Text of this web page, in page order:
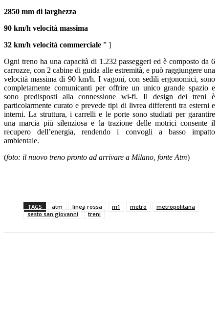
2850 mm di larghezza
90 km/h velocità massima
32 km/h velocità commerciale ” ]
Ogni treno ha una capacità di 1.232 passeggeri ed è composto da 6
carrozze, con 2 cabine di guida alle estremità, e può raggiungere una
velocità massima di 90 km/h. I vagoni, con sedili ergonomici, sono
completamente comunicanti per offrire un unico grande spazio e
sono predisposti alla connessione wi-fi. Il design dei treni è
particolarmente curato e prevede tipi di livrea differenti tra esterni e
interni. La struttura, i carrelli e le porte sono studiati per garantire
una marcia più silenziosa e la trazione delle motrici consente il
recupero dell’energia, rendendo i convogli a basso impatto
ambientale.
(foto: il nuovo treno pronto ad arrivare a Milano, fonte Atm)
TAGS atm linea rossa m1 metro
metropolitana
sesto san giovanni
treni